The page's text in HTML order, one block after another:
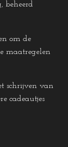
beheerd
om de
maatregelen
schrijven van
cadeautjes